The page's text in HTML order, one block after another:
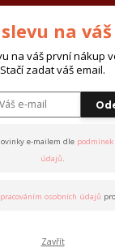
Batoh TIBET 28
na
na váš první nákup
Stačí zadat váš email.
e-mailem dle podmínek
údajů.
osobních údajů
Zavřít